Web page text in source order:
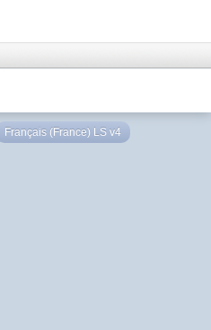
Français (France) LS v4